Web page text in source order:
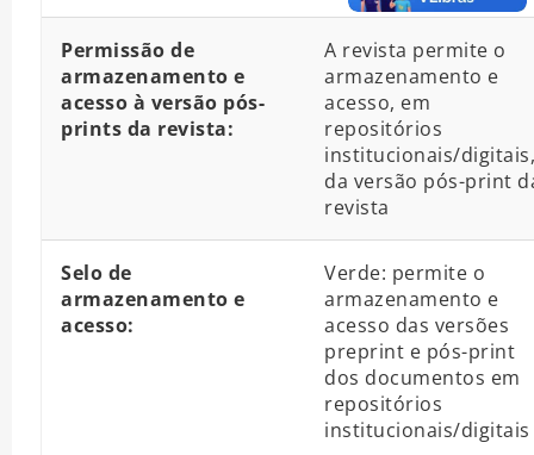
Permissão de
armazenamento e
acesso à versão pós-
prints da revista:
A revista permite o
armazenamento e
acesso, em
repositórios
institucionais/digitais,
da versão pós-print
revista
Selo de
armazenamento e
acesso:
Verde: permite o
armazenamento e
acesso das versões
preprint e pós-print
dos documentos em
repositórios
institucionais/digitais